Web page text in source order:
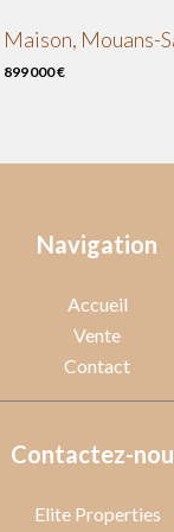
Maison, Mouans-
899 000 €
Navigation
Accueil
Vente
Contact
Contactez-
Elite Properties